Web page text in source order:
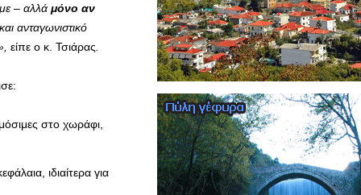
– αλλά μόνο αν
ανταγωνιστικό
είπε ο κ. Τσιάρας
στο χωράφι,
ιδιαίτερα για